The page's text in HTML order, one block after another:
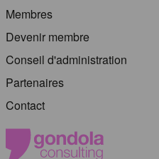
Membres
Devenir membre
Conseil d'administration
Partenaires
Contact